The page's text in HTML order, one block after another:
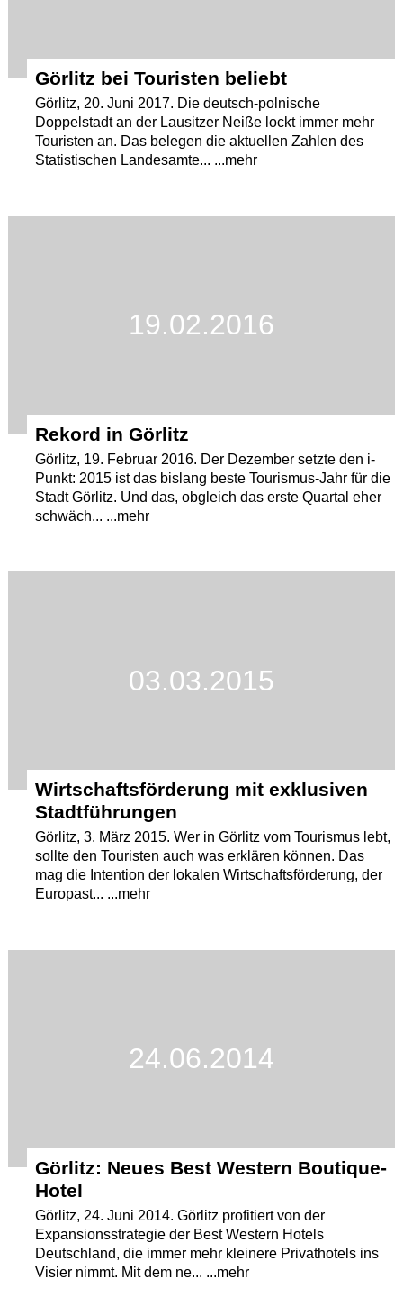
Görlitz bei Touristen beliebt
Görlitz, 20. Juni 2017. Die deutsch-polnische
Doppelstadt an der Lausitzer Neiße lockt immer mehr
Touristen an. Das belegen die aktuellen Zahlen des
Statistischen Landesamte... ...mehr
19.02.2016
Rekord in Görlitz
Görlitz, 19. Februar 2016. Der Dezember setzte den i-
Punkt: 2015 ist das bislang beste Tourismus-Jahr für die
Stadt Görlitz. Und das, obgleich das erste Quartal eher
schwäch... ...mehr
03.03.2015
Wirtschaftsförderung mit exklusiven
Stadtführungen
Görlitz, 3. März 2015. Wer in Görlitz vom Tourismus lebt,
sollte den Touristen auch was erklären können. Das
mag die Intention der lokalen Wirtschaftsförderung, der
Europast... ...mehr
24.06.2014
Görlitz: Neues Best Western Boutique-
Hotel
Görlitz, 24. Juni 2014. Görlitz profitiert von der
Expansionsstrategie der Best Western Hotels
Deutschland, die immer mehr kleinere Privathotels ins
Visier nimmt. Mit dem ne... ...mehr